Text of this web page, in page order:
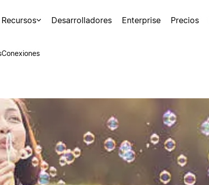
Recursos Desarrolladores Enterprise Precios
Conexiones